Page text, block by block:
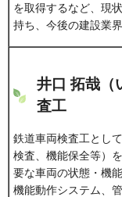
を取得するなど、現
持ち、今後の建設業
井口 拓哉（
査工
鉄道車両検査工とし
検査、機能保全等）
要な車両の状態・機
機能動作システム、